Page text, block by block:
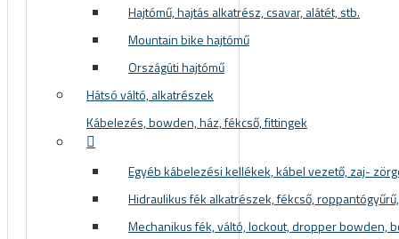
ALKATRÉSZEK
Hajtómű, hajtás alkatrész, csavar, alátét, stb.
Mountain bike hajtómű
Országúti hajtómű
Hátsó váltó, alkatrészek
Kábelezés, bowden, ház, fékcső, fittingek
Egyéb kábelezési kellékek, kábel vezető, zaj-
Hidraulikus fék alkatrészek, fékcső,
Mechanikus fék, váltó, lockout, dropper bowden,